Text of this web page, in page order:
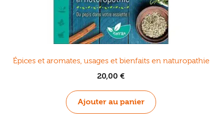
Épices et aromates, usages et bienfaits en naturopathie
20,00 €
Ajouter au panier